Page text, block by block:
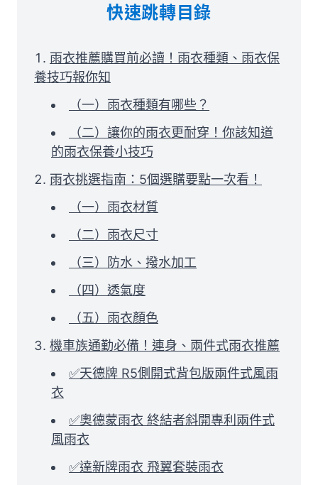
快速跳轉目錄
雨衣推薦購買前必讀！雨衣種類、雨衣保
養技巧報你知
（一）雨衣種類有哪些？
（二）讓你的雨衣更耐穿！你該知道
的雨衣保養小技巧
雨衣挑選指南：5個選購要點一次看！
（一）雨衣材質
（二）雨衣尺寸
（三）防水、撥水加工
（四）透氣度
（五）雨衣顏色
機車族通勤必備！連身、兩件式雨衣推薦
✅天德牌 R5側開式背包版兩件式風雨
衣
✅奧德蒙雨衣 終結者斜開專利兩件式
風雨衣
✅達新牌雨衣 飛翼套裝雨衣